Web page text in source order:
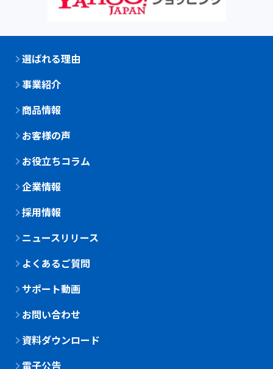
選ばれる理由
事業紹介
商品情報
お客様の声
お役立ちコラム
企業情報
採用情報
ニュースリリース
よくあるご質問
サポート動画
お問い合わせ
資料ダウンロード
電子公告